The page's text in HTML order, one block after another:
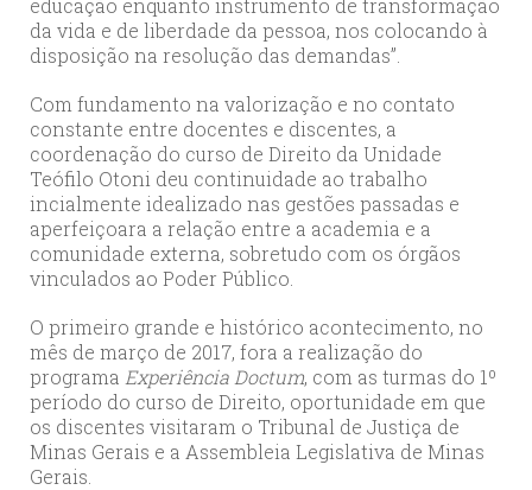
da vida e de liberdade da pessoa, nos colocando à
disposição na resolução das demandas”.
Com fundamento na valorização e no contato
constante entre docentes e discentes, a
coordenação do curso de Direito da Unidade
Teófilo Otoni deu continuidade ao trabalho
incialmente idealizado nas gestões passadas e
aperfeiçoara a relação entre a academia e a
comunidade externa, sobretudo com os órgãos
vinculados ao Poder Público.
O primeiro grande e histórico acontecimento, no
mês de março de 2017, fora a realização do
programa Experiência Doctum, com as turmas do 1º
período do curso de Direito, oportunidade em que
os discentes visitaram o Tribunal de Justiça de
Minas Gerais e a Assembleia Legislativa de Minas
Gerais.